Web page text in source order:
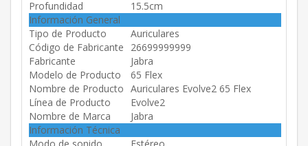
Profundidad
15.5cm
Información General
Tipo de Producto
Auriculares
Código de Fabricante
26699999999
Fabricante
Jabra
Modelo de Producto
65 Flex
Nombre de Producto Auriculares Evolve2 65 Flex
Línea de Producto
Evolve2
Nombre de Marca
Jabra
Información Técnica